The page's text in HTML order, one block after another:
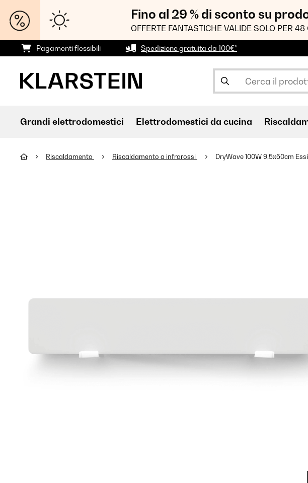
Fino al 29 % di sconto su
OFFERTE FANTASTICHE VALIDE SOLO PER 48
Pagamenti flessibili Spedizione gratuita da 100€*
Grandi elettrodomestici Elettrodomestici da cucina
Riscaldamento Riscaldamento a infrarossi DryWave 100W 9,5x50cm